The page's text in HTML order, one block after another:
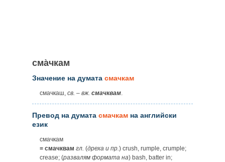
сма̀чкам
Значение на думата смачкам
смачкаш, св. – вж. смачквам.
Превод на думата смачкам на английски
език
смачкам
= смачквам гл. (дреха и пр. ) crush, rumple, crumple;
crease; (развалям формата на) bash, batter in;